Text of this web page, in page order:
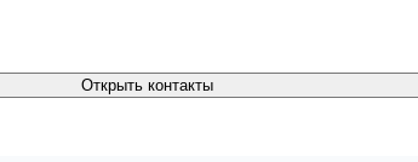
Открыть контакты